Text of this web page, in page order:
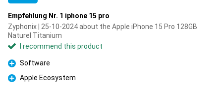
Empfehlung Nr. 1 iphone 15 pro
Zyphonix | 25-10-2024 about the Apple iPhone 15 Pro 128GB
Naturel Titanium
I recommend this product
Pro
Software
Pro
Apple Ecosystem